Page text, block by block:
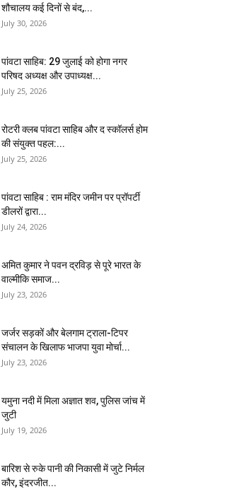
शौचालय कई दिनों से बंद,...
July 30, 2026
पांवटा साहिब: 29 जुलाई को होगा नगर
परिषद अध्यक्ष और उपाध्यक्ष...
July 25, 2026
​रोटरी क्लब पांवटा साहिब और द स्कॉलर्स होम
की संयुक्त पहल:...
July 25, 2026
पांवटा साहिब : राम मंदिर जमीन पर प्रॉपर्टी
डीलरों द्वारा...
July 24, 2026
अमित कुमार ने पवन द्रविड़ से पूरे भारत के
वाल्मीकि समाज...
July 23, 2026
जर्जर सड़कों और बेलगाम ट्राला-टिपर
संचालन के खिलाफ भाजपा युवा मोर्चा...
July 23, 2026
यमुना नदी में मिला अज्ञात शव, पुलिस जांच में
जुटी
July 19, 2026
बारिश से रुके पानी की निकासी में जुटे निर्मल
कौर, इंदरजीत...